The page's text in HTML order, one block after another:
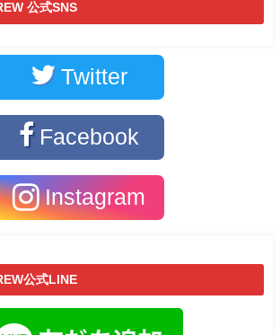
公式SNS
Twitter
Facebook
Instagram
公式LINE